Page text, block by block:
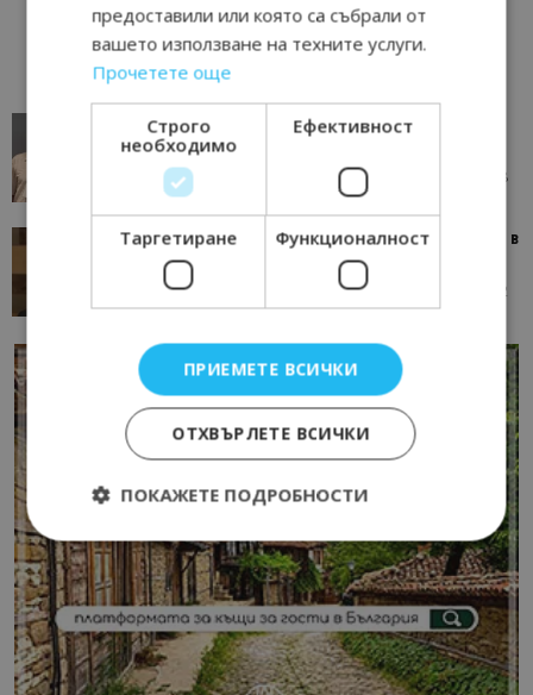
AI в туризма: защо камериерка може да се
окаже по-трудна за...
AI Travel Economy с Елица Стоилова 05/08/2026 08:28
Тим Браун: Хотелите губят пари заради грешки в
данните и липсващи...
AI Travel Economy с Елица Стоилова 13/07/2026 09:02
предоставили или която са събрали от
вашето използване на техните услуги.
Прочетете още
Строго
необходимо
Ефективност
Таргетиране Функционалност
ПРИЕМЕТЕ ВСИЧКИ
ОТХВЪРЛЕТЕ ВСИЧКИ
ПОКАЖЕТЕ ПОДРОБНОСТИ
Строго необходимо
Ефективност
Таргетиране
Функционалност
Строго необходимите бисквитки позволяват
основната функционалност на уебсайта, като